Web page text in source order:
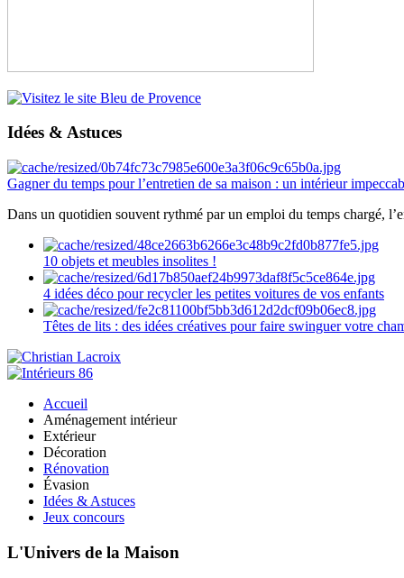
Idées & Astuces
Gagner du temps pour l’entretien de sa maison : un intérieur
Dans un quotidien souvent rythmé par un emploi du temps chargé,
10 objets et meubles insolites !
4 idées déco pour recycler les petites voitures de vos enfants
Têtes de lits : des idées créatives pour faire swinguer votre
Accueil
Aménagement intérieur
Extérieur
Décoration
Rénovation
Évasion
Idées & Astuces
Jeux concours
L'Univers de la Maison